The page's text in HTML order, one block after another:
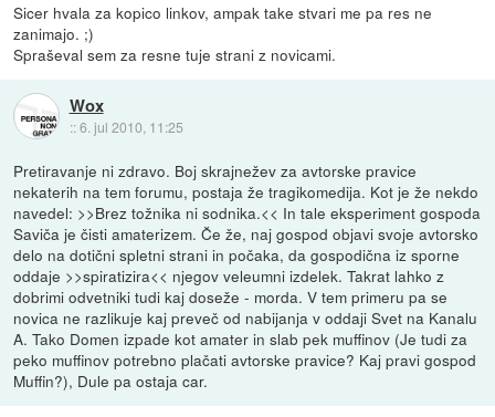
Sicer hvala za kopico linkov, ampak take stvari me pa res ne
zanimajo. ;)
Spraševal sem za resne tuje strani z novicami.
Wox
::6. jul 2010, 11:25
Pretiravanje ni zdravo. Boj skrajnežev za avtorske pravice
nekaterih na tem forumu, postaja že tragikomedija. Kot je že nekdo
navedel: >>Brez tožnika ni sodnika.<< In tale eksperiment gospoda
Saviča je čisti amaterizem. Če že, naj gospod objavi svoje avtorsko
delo na dotični spletni strani in počaka, da gospodična iz sporne
oddaje >>spiratizira<< njegov veleumni izdelek. Takrat lahko z
dobrimi odvetniki tudi kaj doseže - morda. V tem primeru pa se
novica ne razlikuje kaj preveč od nabijanja v oddaji Svet na Kanalu
A. Tako Domen izpade kot amater in slab pek muffinov (Je tudi za
peko muffinov potrebno plačati avtorske pravice? Kaj pravi gospod
Muffin?), Dule pa ostaja car.